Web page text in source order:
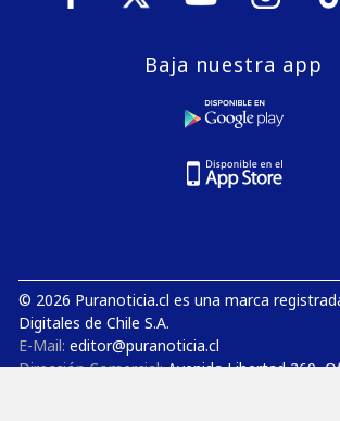
Baja nuestra app
© 2026 Puranoticia.cl es una marca
Digitales de Chile S.A.
E-Mail: editor@puranoticia.cl
Dirección Comercial:Avenida Libertad 269,